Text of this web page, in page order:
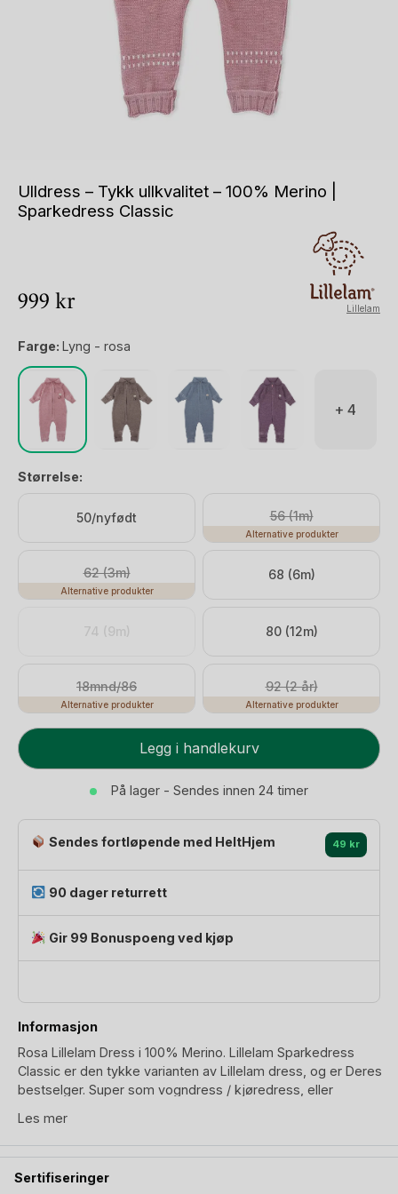
Ulldress – Tykk ullkvalitet – 100% Merino |
Sparkedress Classic
999 kr Lillelam
Farge: Lyng - rosa
+ 4
Størrelse:
50/nyfødt 56 (1m)
Alternative produkter
62 (3m)
Alternative produkter
68 (6m)
74 (9m) 80 (12m)
18mnd/86
Alternative produkter
92 (2 år)
Alternative produkter
Ulldress
-
-
100%
Merino
Classic
Legg i handlekurv
På lager - Sendes innen 24 timer
Sendes fortløpende med HeltHjem 49 kr
90 dager returrett
Gir 99 Bonuspoeng ved kjøp
Informasjon
Rosa Lillelam Dress i 100% Merino. Lillelam Sparkedress
Classic er den tykke varianten av Lillelam dress, og er Deres
bestselger. Super som vogndress / kjøredress, eller
sentrert glidelås, har en søt krage og kommer med elastisk
ribbestrikk rundt håndledd og ankler. Mansjetter og ankler
Lillelam ulldress skal kunne vare hele vintersesongen.
Les mer
Sertifiseringer